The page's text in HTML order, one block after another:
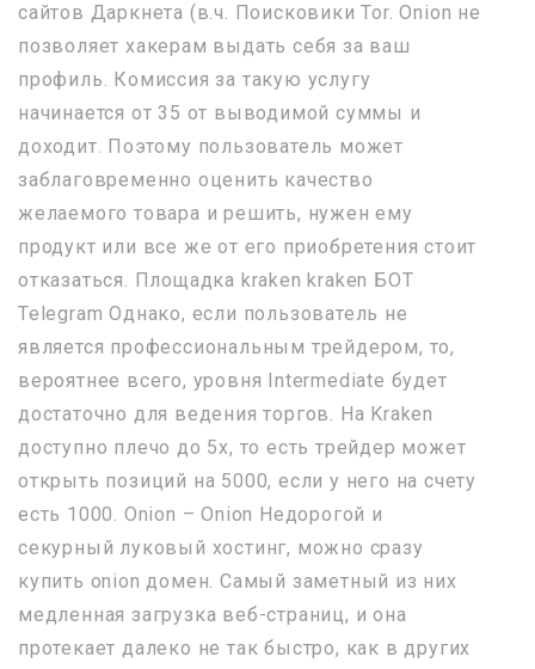
сайтов Даркнета (в.ч. Поисковики Tor. Onion не
позволяет хакерам выдать себя за ваш
профиль. Комиссия за такую услугу
начинается от 35 от выводимой суммы и
доходит. Поэтому пользователь может
заблаговременно оценить качество
желаемого товара и решить, нужен ему
продукт или все же от его приобретения стоит
отказаться. Площадка kraken kraken БОТ
Telegram Однако, если пользователь не
является профессиональным трейдером, то,
вероятнее всего, уровня Intermediate будет
достаточно для ведения торгов. На Kraken
доступно плечо до 5х, то есть трейдер может
открыть позиций на 5000, если у него на счету
есть 1000. Onion – Onion Недорогой и
секурный луковый хостинг, можно сразу
купить onion домен. Самый заметный из них
медленная загрузка веб-страниц, и она
протекает далеко не так быстро, как в других